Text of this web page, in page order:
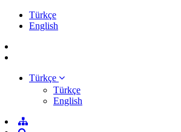
Türkçe
English
Türkçe
Türkçe
English